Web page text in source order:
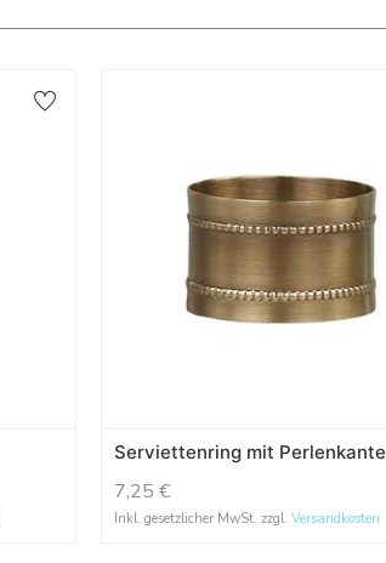
Serviettenring mit Perlenkante
7,25 €
Inkl. gesetzlicher MwSt. zzgl.Versandkosten